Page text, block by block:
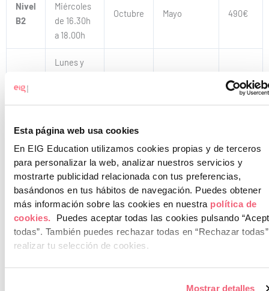
Esta página web usa cookies
En EIG Education utilizamos cookies propias y de terceros
para personalizar la web, analizar nuestros servicios y
mostrarte publicidad relacionada con tus preferencias,
basándonos en tus hábitos de navegación. Puedes obtener
más información sobre las cookies en nuestra política de
cookies.
Puedes aceptar todas las cookies pulsando
todas”. También puedes rechazar todas en “Rechazar
realizar tu selección de cookies.
Mostrar detalles
Nivel
B2
Miércoles
de 16.30h
a 18.00h
Octubre Mayo 490€
C1
Lunes y
a 20.00h
490€
Inscríbete en B1 / B2 / C1
Conversation Club
La mejor manera de hablar inglés es practicando. Este curso te
ofrece la posibilidad de usar todo lo que has aprendido durante años
en un contexto real con clases estructuradas en torno a un tema
que sabrás con antelación. Karina Warren y Steve Donegan dirigen